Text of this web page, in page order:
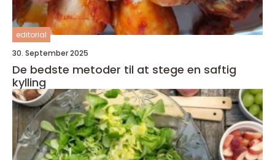
editorial
30. September 2025
De bedste metoder til at stege en saftig
kylling